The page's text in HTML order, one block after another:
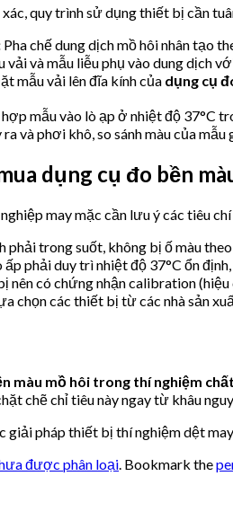
quy trình sử dụng thiết bị cần
Pha chế dung dịch mồ hôi nhân tạo
vải và mẫu liễu phụ vào dung dịch
mẫu vải lên đĩa kính của dụng cụ
mẫu vào lò ạp ở nhiệt độ 37°C
ra và phơi khô, so sánh màu của
dụng cụ đo bền
may mặc cần lưu ý các tiêu
phải trong suốt, không bị ố màu
ấp phải duy trì nhiệt độ 37°C ổn
nên có chứng nhận calibration
chọn các thiết bị từ các nhà sản
màu mồ hôi trong thí nghiệm
chẽ chỉ tiêu này ngay từ khâu
giải pháp thiết bị thí nghiệm dệt
được phân loại . Bookmark the